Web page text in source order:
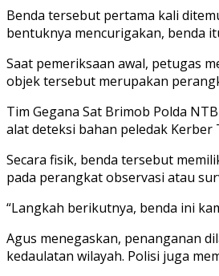
Benda tersebut pertama kali
bentuknya mencurigakan, benda
Saat pemeriksaan awal, petugas
objek tersebut merupakan
Tim Gegana Sat Brimob Polda
alat deteksi bahan peledak Kerber
Secara fisik, benda tersebut
pada perangkat observasi atau
“Langkah berikutnya, benda ini
Agus menegaskan, penanganan
kedaulatan wilayah. Polisi juga